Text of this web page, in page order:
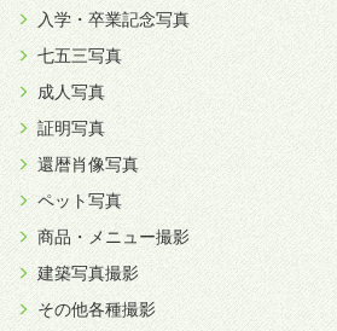
入学・卒業記念写真
七五三写真
成人写真
証明写真
還暦肖像写真
ペット写真
商品・メニュー撮影
建築写真撮影
その他各種撮影